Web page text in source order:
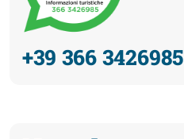
+39 366 3426985